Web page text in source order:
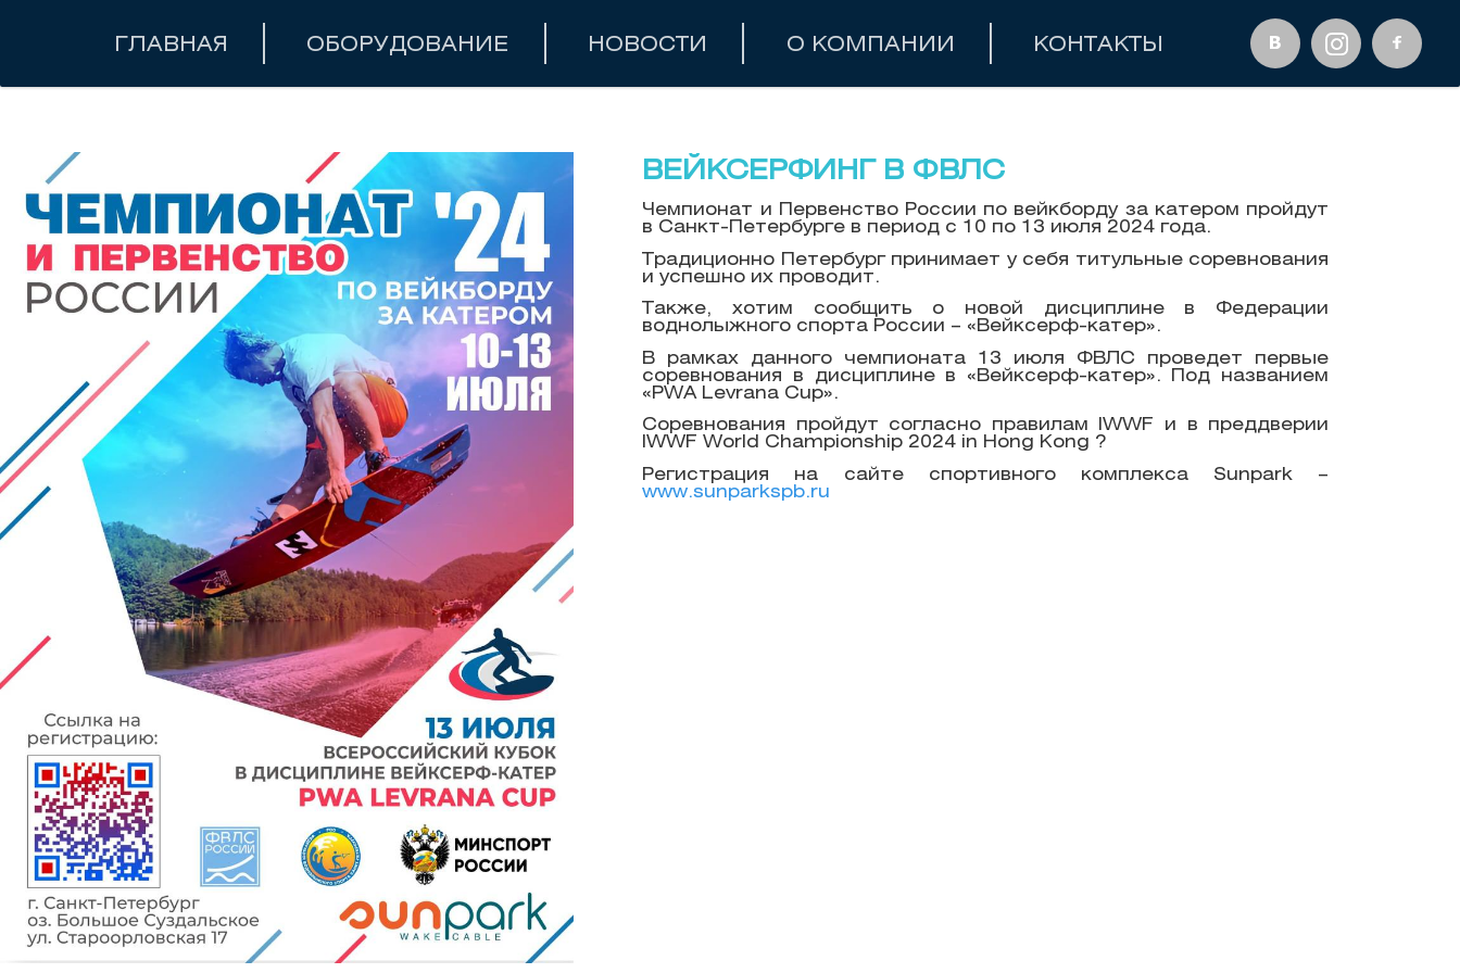
ГЛАВНАЯ ОБОРУДОВАНИЕ НОВОСТИ О КОМПАНИИ КОНТАКТЫ
ВЕЙКСЕРФИНГ В ФВЛС
Чемпионат и Первенство России по вейкборду за катером пройдут
в Санкт-Петербурге в период с 10 по 13 июля 2024 года.
Традиционно Петербург принимает у себя титульные соревнования
и успешно их проводит.
Также, хотим сообщить о новой дисциплине в Федерации
воднолыжного спорта России – «Вейксерф-катер».
В рамках данного чемпионата 13 июля ФВЛС проведет первые
соревнования в дисциплине в «Вейксерф-катер». Под названием
«PWA Levrana Cup».
Соревнования пройдут согласно правилам IWWF и в преддверии
IWWF World Championship 2024 in Hong Kong ?
Регистрация на сайте спортивного комплекса Sunpark –
www.sunparkspb.ru